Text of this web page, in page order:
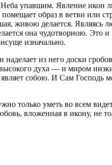
упавшим. Явление икон
образ в ветви
живою делается.
она чудотворною. Это
изначально.
из него доски
духа — и миром
являет собою. И Сам
только уметь во всем
вложенная в икону, не